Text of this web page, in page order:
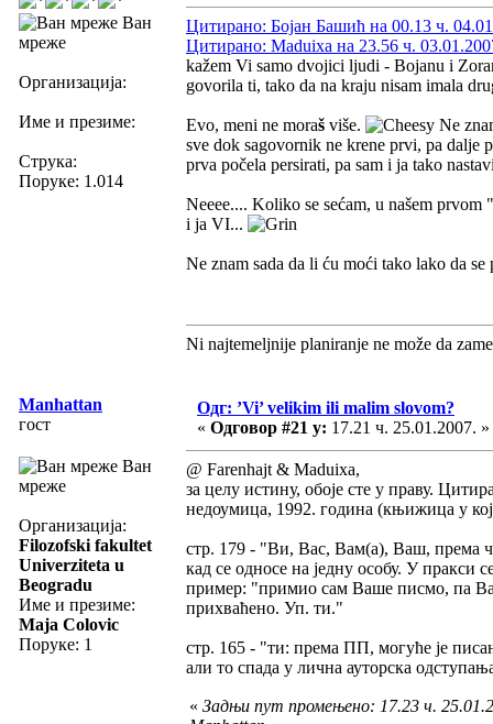
Ван
мреже
Организација:
Име и презиме:
Струка:
Поруке: 1.014
Цитирано: Бојан Башић на 00.13 ч.
Цитирано: Maduixa на 23.56 ч.
kažem Vi samo dvojici ljudi - Bojanu i
govorila ti, tako da na kraju nisam imala
Evo, meni ne moraš više.
Ne
sve dok sagovornik ne krene prvi, pa dalje
prva počela persirati, pa sam i ja tako
Neeee.... Koliko se sećam, u našem
i ja VI...
Ne znam sada da li ću moći tako lako da
Ni najtemeljnije planiranje ne može da
Manhattan
гост
Ван
мреже
Организација:
Filozofski fakultet
Univerziteta u
Beogradu
Име и презиме:
Maja Colovic
Поруке: 1
Одг: ’Vi’ velikim ili malim slovom?
« Одговор #21 у: 17.21 ч. 25.01.2007. »
@ Farenhajt & Maduixa,
за целу истину, обоје сте у праву.
недоумица, 1992. година (књижица у
стр. 179 - "Ви, Вас, Вам(а), Ваш, према
кад се односе на једну особу. У пракси
пример: "примио сам Ваше писмо, па
прихваћено. Уп. ти."
стр. 165 - "ти: према ПП, могуће је
али то спада у лична ауторска
« Задњи пут промењено: 17.23 ч.